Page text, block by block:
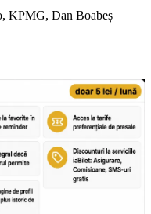
KPMG, Dan Boabeș